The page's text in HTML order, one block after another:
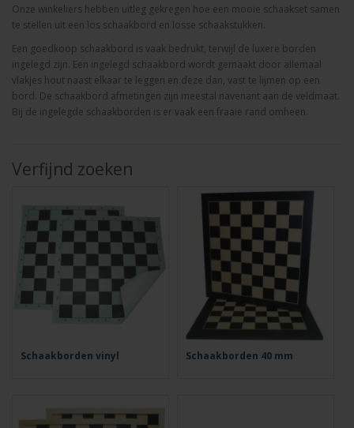
Onze winkeliers hebben uitleg gekregen hoe een mooie schaakset samen
te stellen uit een los schaakbord en losse schaakstukken.
Een goedkoop schaakbord is vaak bedrukt, terwijl de luxere borden
ingelegd zijn. Een ingelegd schaakbord wordt gemaakt door allemaal
vlakjes hout naast elkaar te leggen en deze dan, vast te lijmen op een
bord. De schaakbord afmetingen zijn meestal navenant aan de veldmaat.
Bij de ingelegde schaakborden is er vaak een fraaie rand omheen.
Verfijnd zoeken
Schaakborden vinyl Schaakborden 40 mm